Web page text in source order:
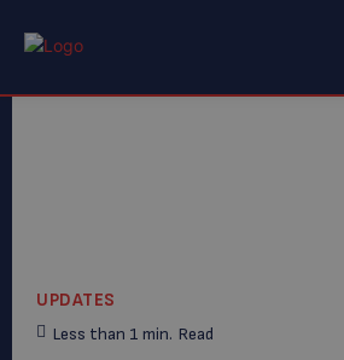
UPDATES
Less than 1 min. Read